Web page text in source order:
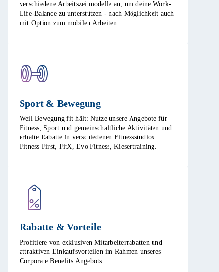
verschiedene Arbeitszeitmodelle an, um deine Work-
Life-Balance zu unterstützen - nach Möglichkeit auch
mit Option zum mobilen Arbeiten. ​
Sport & Bewegung​
Weil Bewegung fit hält: Nutze unsere Angebote für
Fitness, Sport und gemeinschaftliche Aktivitäten und
erhalte Rabatte in verschiedenen Fitnessstudios:
Fitness First, FitX, Evo Fitness, Kiesertraining.​
Rabatte & Vorteile​
Profitiere von exklusiven Mitarbeiterrabatten und
attraktiven Einkaufsvorteilen im Rahmen unseres
Corporate Benefits Angebots. ​